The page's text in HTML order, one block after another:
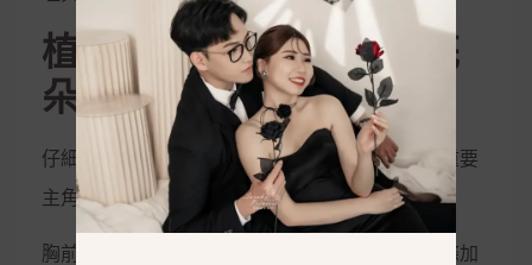
植物刺繡設計｜比傳統花
朵蕾絲更清新
仔細觀察這件婚紗，可以發現刺繡是整體設計的重要
主角。
胸前與腰間的刺繡密度最高，藉由向內集中的線條加